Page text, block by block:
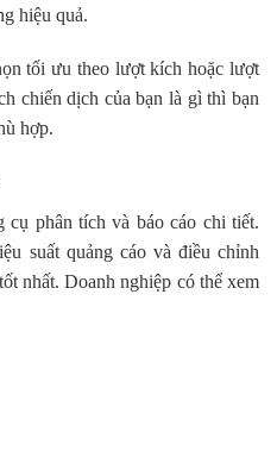
hiệu quả.
tối ưu theo lượt kích hoặc lượt
chiến dịch của bạn là gì thì bạn
hợp.
cụ phân tích và báo cáo chi tiết.
suất quảng cáo và điều chỉnh
nhất. Doanh nghiệp có thể xem